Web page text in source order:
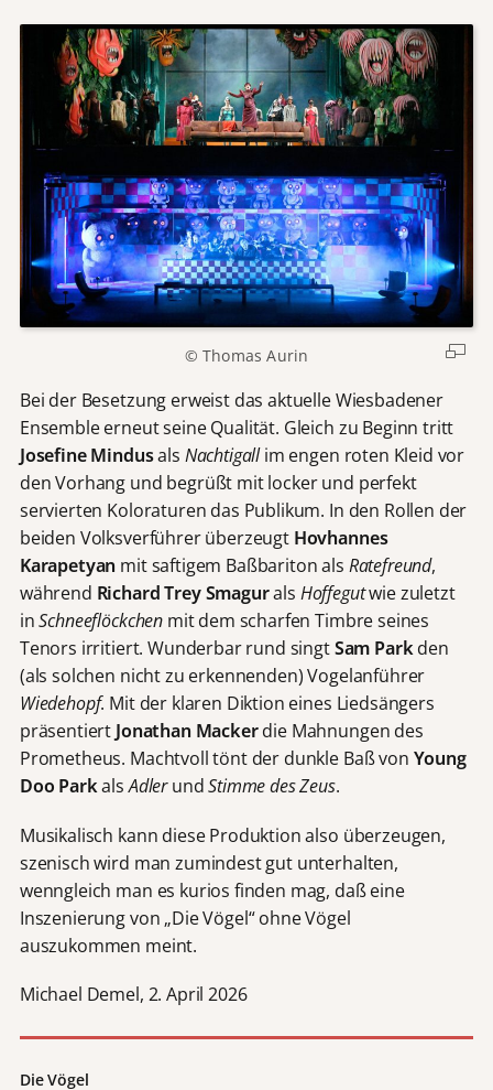
© Thomas Aurin
Bei der Besetzung erweist das aktuelle Wiesbadener
Ensemble erneut seine Qualität. Gleich zu Beginn tritt
Josefine Mindusals Nachtigallim engen roten Kleid vor
den Vorhang und begrüßt mit locker und perfekt
servierten Koloraturen das Publikum. In den Rollen der
beiden Volksverführer überzeugt Hovhannes
Karapetyan mit saftigem Baßbariton als Ratefreund,
während Richard Trey Smagurals Hoffegutwie zuletzt
inSchneeflöckchen mit dem scharfen Timbre seines
Tenors irritiert. Wunderbar rund singtSam Parkden
(als solchen nicht zu erkennenden) Vogelanführer
Wiedehopf. Mit der klaren Diktion eines Liedsängers
präsentiert Jonathan Mackerdie Mahnungen des
Prometheus. Machtvoll tönt der dunkle Baß von Young
Doo ParkalsAdlerundStimme des Zeus.
Musikalisch kann diese Produktion also überzeugen,
szenisch wird man zumindest gut unterhalten,
wenngleich man es kurios finden mag, daß eine
Inszenierung von „Die Vögel“ ohne Vögel
auszukommen meint.
Michael Demel, 2. April 2026
Die Vögel